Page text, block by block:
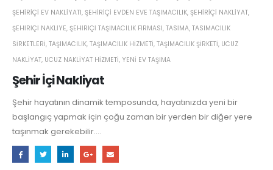
Şehir İçi Nakliyat
ŞEHIRIÇI EV NAKLIYATI, ŞEHIRIÇI EVDEN EVE TAŞIMACILIK, ŞEHIRIÇI NAKLIYAT,
ŞEHIRIÇI NAKLIYE, ŞEHIRIÇI TAŞIMACILIK FIRMASI, TASIMA, TASIMACILIK
SIRKETLERI, TAŞIMACILIK, TAŞIMACILIK HIZMETI, TAŞIMACILIK ŞIRKETI, UCUZ
NAKLIYAT, UCUZ NAKLIYAT HIZMETI, YENI EV TAŞIMA
Şehir hayatının dinamik temposunda, hayatınızda yeni bir
başlangıç yapmak için çoğu zaman bir yerden bir diğer yere
taşınmak gerekebilir....